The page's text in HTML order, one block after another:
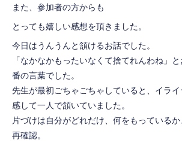
また、参加者の方からも
とっても嬉しい感想を頂きました。
今日はうんうんと頷けるお話でした。
「なかなかもったいなくて捨てれんわね」
番の言葉でした。
先生が最初ごちゃごちゃしていると、イラ
感して一人で頷いていました。
片づけは自分がどれだけ、何をもっている
再確認。